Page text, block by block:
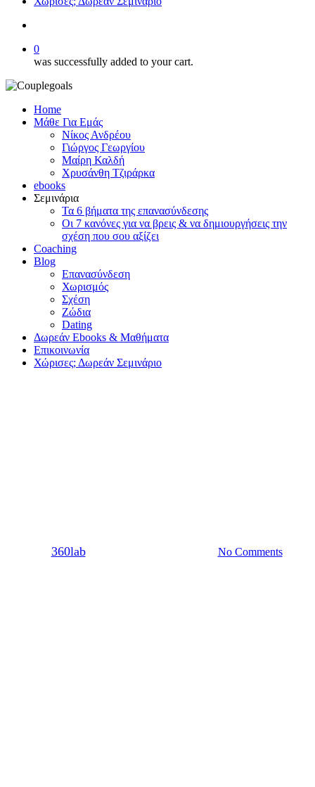
0
was successfully added to your cart.
Home
Μάθε Για Εμάς
Νίκος Ανδρέου
Γιώργος Γεωργίου
Μαίρη Καλδή
Χρυσάνθη Τζιράρκα
ebooks
Σεμινάρια
Τα 6 βήματα της επανασύνδεσης
Οι 7 κανόνες για να βρεις & να δημιουργήσεις την
σχέση που σου αξίζει
Coaching
Blog
Επανασύνδεση
Χωρισμός
Σχέση
Ζώδια
Dating
Δωρεάν Ebooks & Μαθήματα
Επικοινωνία
Χώρισες; Δωρεάν Σεμινάριο
360lab22/10/2020 No Comments